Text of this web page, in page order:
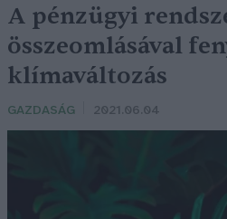
A pénzügyi
összeomlásával
klímaváltozás
GAZDASÁG 2021.06.04